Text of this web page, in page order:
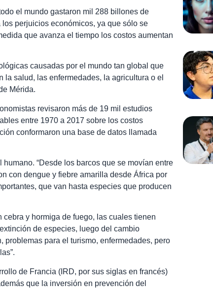
el mundo gastaron mil 288 billones de
perjuicios económicos, ya que sólo se
que avanza el tiempo los costos aumentan
causadas por el mundo tan global que
salud, las enfermedades, la agricultura o el
Mérida.
revisaron más de 19 mil estudios
entre 1970 a 2017 sobre los costos
conformaron una base de datos llamada
“Desde los barcos que se movían entre
con dengue y fiebre amarilla desde África por
que van hasta especies que producen
y hormiga de fuego, las cuales tienen
de especies, luego del cambio
para el turismo, enfermedades, pero
de Francia (IRD, por sus siglas en francés)
que la inversión en prevención del